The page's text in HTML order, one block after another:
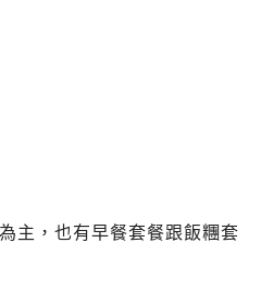
主，也有早餐套餐跟飯糰套